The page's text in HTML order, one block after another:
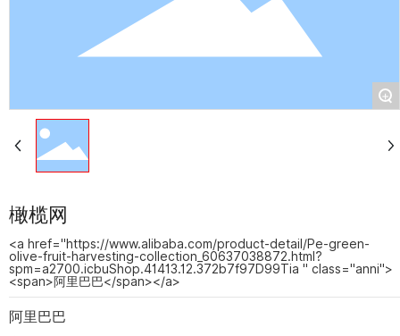
+
橄榄网
<a href="https://www.alibaba.com/product-detail/Pe-green-
olive-fruit-harvesting-collection_60637038872.html?
spm=a2700.icbuShop.41413.12.372b7f97D99Tia " class="anni">
<span>阿里巴巴</span></a>
阿里巴巴